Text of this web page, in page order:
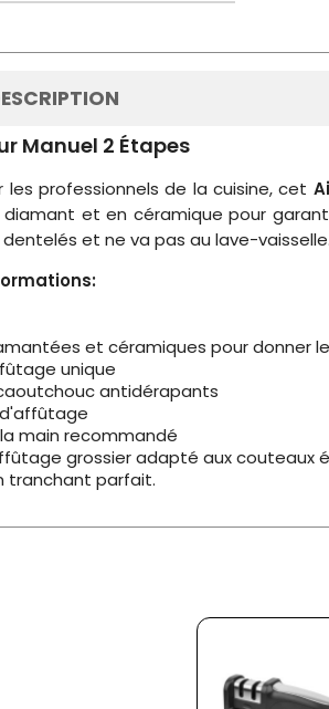
Manuel 2 Étapes
les professionnels de la cuisine, cet
et en céramique pour
et ne va pas au lave-vaisselle.
et céramiques pour donner
unique
antidérapants
main recommandé
grossier adapté aux couteaux
tranchant parfait.